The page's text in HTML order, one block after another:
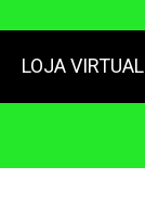
LOJA VIRTUAL